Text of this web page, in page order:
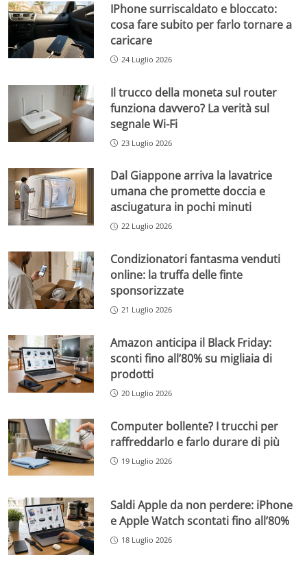
IPhone surriscaldato e bloccato:
cosa fare subito per farlo tornare a
caricare
24 Luglio 2026
Il trucco della moneta sul router
funziona davvero? La verità sul
segnale Wi-Fi
23 Luglio 2026
Dal Giappone arriva la lavatrice
umana che promette doccia e
asciugatura in pochi minuti
22 Luglio 2026
Condizionatori fantasma venduti
online: la truffa delle finte
sponsorizzate
21 Luglio 2026
Amazon anticipa il Black Friday:
sconti fino all’80% su migliaia di
prodotti
20 Luglio 2026
Computer bollente? I trucchi per
raffreddarlo e farlo durare di più
19 Luglio 2026
Saldi Apple da non perdere: iPhone
e Apple Watch scontati fino all’80%
18 Luglio 2026